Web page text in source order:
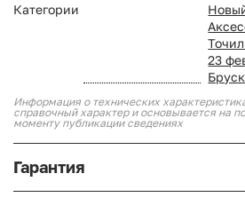
Категории
23
Информация о технических
справочный характер и основывается на
моменту публикации сведениях
Гарантия